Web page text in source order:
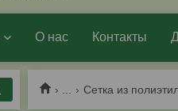
О нас Контакты
Сетка из